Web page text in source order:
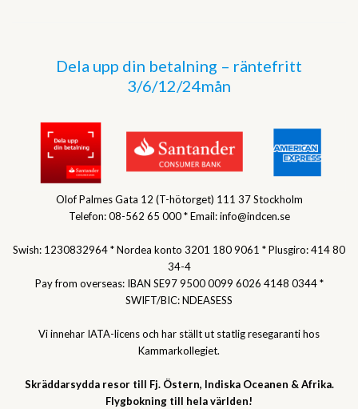
Dela upp din betalning – räntefritt
3/6/12/24mån
Olof Palmes Gata 12 (T-hötorget) 111 37 Stockholm
Telefon: 08-562 65 000 * Email: info@indcen.se
Swish: 1230832964 * Nordea konto 3201 180 9061 * Plusgiro: 414 80
34-4
Pay from overseas: IBAN SE97 9500 0099 6026 4148 0344 *
SWIFT/BIC: NDEASESS
Vi innehar IATA-licens och har ställt ut statlig resegaranti hos
Kammarkollegiet.
Skräddarsydda resor till Fj. Östern, Indiska Oceanen & Afrika.
Flygbokning till hela världen!